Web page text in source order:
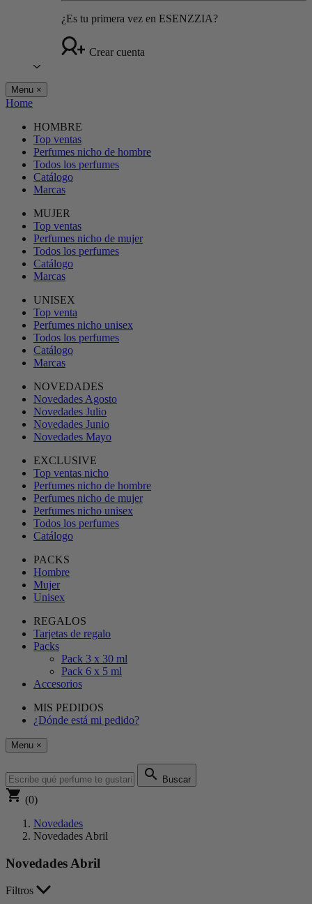
¿Es tu primera vez en ESENZZIA?
Crear cuenta
Menu ×
Home
HOMBRE
Top ventas
Perfumes nicho de hombre
Todos los perfumes
Catálogo
Marcas
MUJER
Top ventas
Perfumes nicho de mujer
Todos los perfumes
Catálogo
Marcas
UNISEX
Top venta
Perfumes nicho unisex
Todos los perfumes
Catálogo
Marcas
NOVEDADES
Novedades Agosto
Novedades Julio
Novedades Junio
Novedades Mayo
EXCLUSIVE
Top ventas nicho
Perfumes nicho de hombre
Perfumes nicho de mujer
Perfumes nicho unisex
Todos los perfumes
Catálogo
PACKS
Hombre
Mujer
Unisex
REGALOS
Tarjetas de regalo
Packs
Pack 3 x 30 ml
Pack 6 x 5 ml
Accesorios
MIS PEDIDOS
¿Dónde está mi pedido?
Menu ×
search Buscar
shopping_cart (0)
Novedades
Novedades Abril
Novedades Abril
Filtros